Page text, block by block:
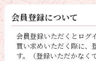
会員登録について
会員登録いただくとログ
買い求めいただく際に、
す。（登録いただかなく